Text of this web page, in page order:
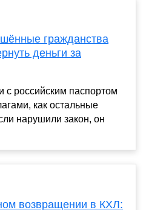
гражданства
деньги за
с российским паспортом
как остальные
нарушили закон, он
возвращении в КХЛ: